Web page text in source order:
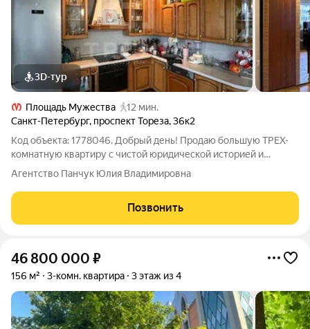
3D-тур
Площадь Мужества
12 мин.
Санкт-Петербург, проспект Тореза,36к2
Код объекта: 1778046. Добрый день! Продаю большую ТРЕХ-
комнатную квартиру с чистой юридической историей и
комфортной планировкой. Продажа БЕЗ КОМИССИИ !
Описание соответствует действительности. ПРО
ДОКУМЕНТЫ: ОДИН собственник, приобрел квартиру по
Агентство Панчук Юлия Владимировна
Позвонить
46 800 000 ₽
156 м² 3-комн. квартира 3 этаж из 4